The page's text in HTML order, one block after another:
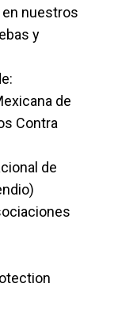
nuestros
y
de
Contra
de